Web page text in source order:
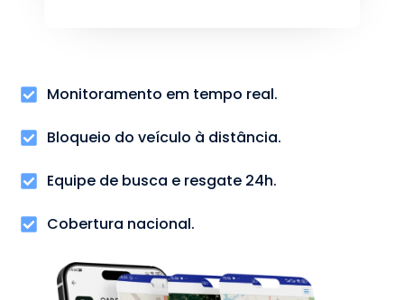
Monitoramento em tempo real.
Bloqueio do veículo à distância.
Equipe de busca e resgate 24h.
Cobertura nacional.